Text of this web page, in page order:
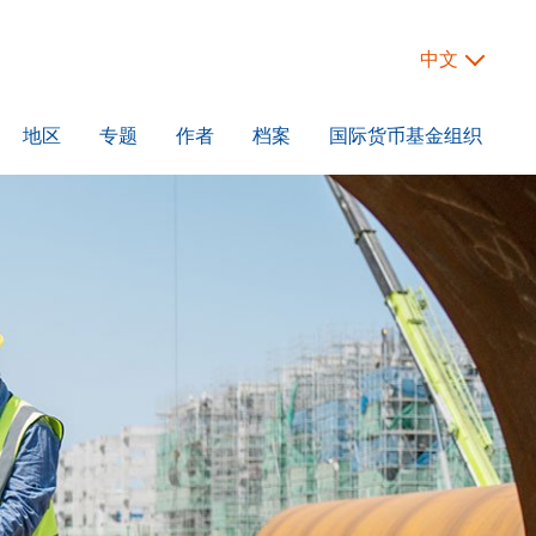
中文
地区 专题 作者 档案 国际货币基金组织